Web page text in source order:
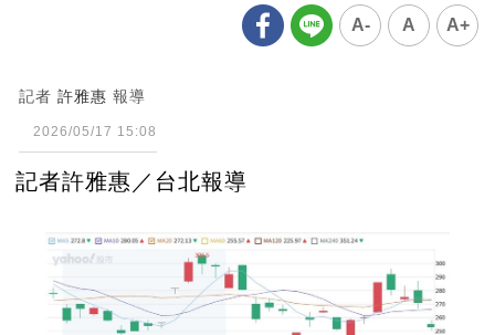
A- A A+
記者 許雅惠 報導
2026/05/17 15:08
記者許雅惠／台北報導